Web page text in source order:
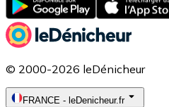
© 2000-2026 leDénicheur
FRANCE - leDenicheur.fr